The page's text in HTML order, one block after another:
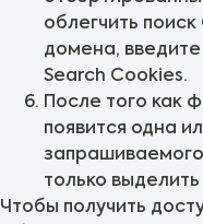
облегчить
домена, введите
Search Cookies.
После того как
появится одна
только
Чтобы получить